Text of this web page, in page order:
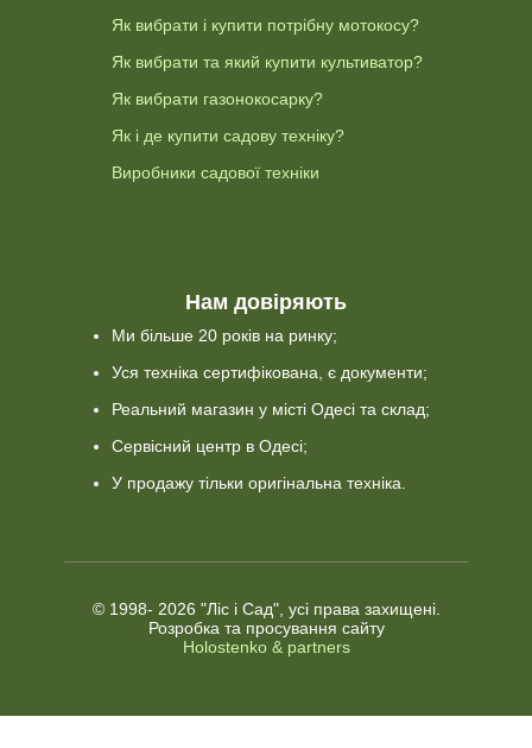
Як вибрати і купити потрібну мотокосу?
Як вибрати та який купити культиватор?
Як вибрати газонокосарку?
Як і де купити садову техніку?
Виробники садової техніки
Нам довіряють
Ми більше 20 років на ринку;
Уся техніка сертифікована, є документи;
Реальний магазин у місті Одесі та склад;
Сервісний центр в Одесі;
У продажу тільки оригінальна техніка.
© 1998- 2026 "Ліс і Сад", усі права захищені.
Розробка та просування сайту
Holostenko & partners